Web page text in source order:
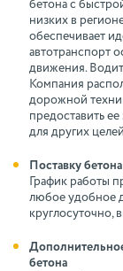
бетона с
низких в
обеспечивает
автотранспорт
движения.
Компания
дорожной
предоставить
для других
Поставку
График работы
любое удобное
круглосуточно,
бетона